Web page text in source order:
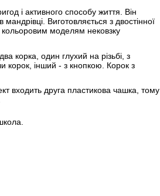
і активного способу життя. Він
Виготовляється з двостінної
кольоровим моделям нековзку
корка, один глухий на різьбі, з
корок, інший - з кнопкою. Корок з
входить друга пластикова чашка, тому